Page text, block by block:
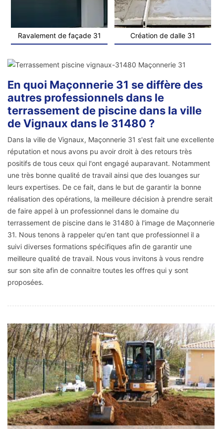
Ravalement de façade 31 Création de dalle 31
En quoi Maçonnerie 31 se diffère des
autres professionnels dans le
terrassement de piscine dans la ville
de Vignaux dans le 31480 ?
Dans la ville de Vignaux, Maçonnerie 31 s'est fait une excellente
réputation et nous avons pu avoir droit à des retours très
positifs de tous ceux qui l'ont engagé auparavant. Notamment
une très bonne qualité de travail ainsi que des louanges sur
leurs expertises. De ce fait, dans le but de garantir la bonne
réalisation des opérations, la meilleure décision à prendre serait
de faire appel à un professionnel dans le domaine du
terrassement de piscine dans le 31480 à l'image de Maçonnerie
31. Nous tenons à rappeler qu'en tant que professionnel il a
suivi diverses formations spécifiques afin de garantir une
meilleure qualité de travail. Nous vous invitons à vous rendre
sur son site afin de connaitre toutes les offres qui y sont
proposées.